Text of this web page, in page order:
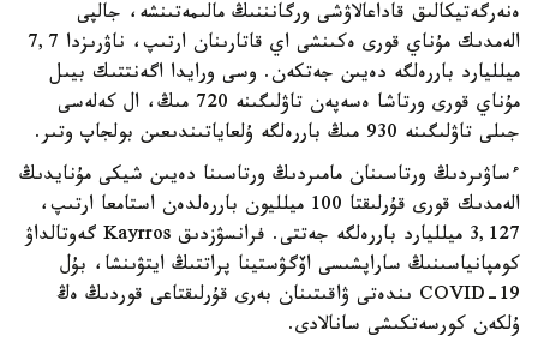
ەنەرگەتيكالىق قاداعالاۋشى ورگانننىڭ مالىمەتىنشە، جالپى
الەمدىك مۇناي قورى ەكىنشى اي قاتارىنان ارتىپ، ناۋرىزدا 7,7
ميلليارد باررەلگە دەيىن جەتكەن. وسى ورايدا اگەنتتىك بيىل
مۇناي قورى ورتاشا ەسەپەن تاۋلىگىنە 720 مىڭ، ال كەلەسى
جىلى تاۋلىگىنە 930 مىڭ باررەلگە ۇلعاياتىندىعىن بولجاپ وتىر.
ءساۋىردىڭ ورتاسىنان مامىردىڭ ورتاسىنا دەيىن شيكى مۇنايدىڭ
الەمدىك قورى قۇرلىقتا 100 ميلليون باررەلدەن استامعا ارتىپ،
3,127 ميلليارد باررەلگە جەتتى. فرانسۋزدىق Kayrros گەوتالداۋ
كومپانياسىنىڭ ساراپشىسى اۆگۋستينا پراتتىڭ ايتۋىنشا، بۇل
COVID-19 ىندەتى ۋاقىتىنان بەرى قۇرلىقتاعى قوردىڭ ەڭ
ۇلكەن كورسەتكىشى سانالادى.